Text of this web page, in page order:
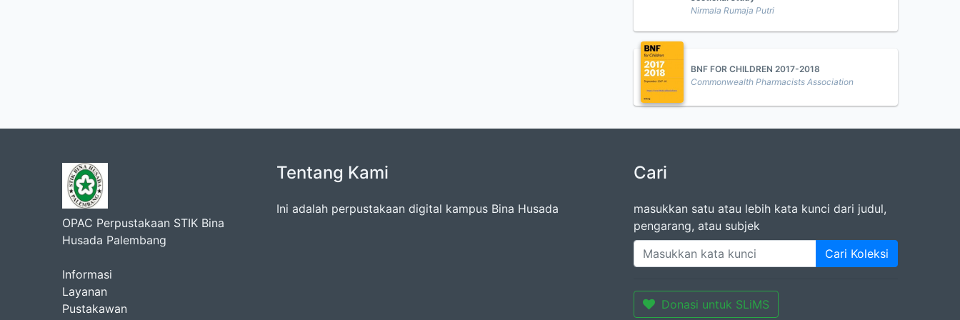
Nirmala Rumaja Putri
BNF FOR CHILDREN 2017-2018
Commonwealth Pharmacists Association
OPAC Perpustakaan STIK Bina
Husada Palembang
Informasi
Layanan
Pustakawan
Tentang Kami
Ini adalah perpustakaan digital kampus Bina Husada
Cari
masukkan satu atau lebih kata kunci dari judul,
pengarang, atau subjek
Cari Koleksi
Donasi untuk SLiMS